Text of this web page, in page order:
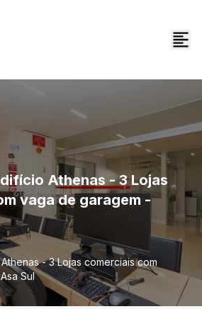
Athenas - 3 Lojas
vaga de garagem -
- 3 Lojas comerciais com
Sul